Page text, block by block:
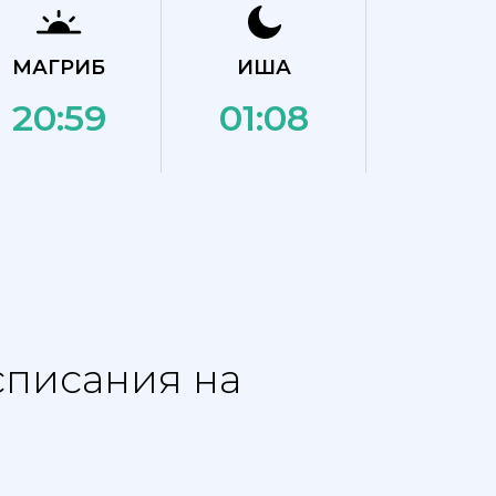
МАГРИБ
20:59
ИША
01:08
на